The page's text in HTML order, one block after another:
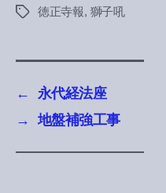
Tags徳正寺報, 獅子吼
←
永代経法座
→
地盤補強工事